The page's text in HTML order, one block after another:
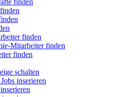
finden
finden
Mitarbeiter finden
finden
schalten
inserieren